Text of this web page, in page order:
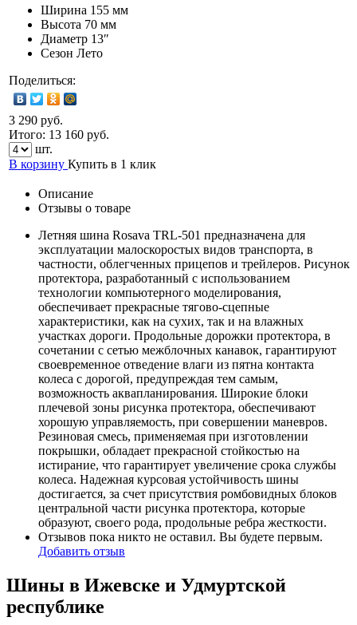
Ширина 155 мм
Высота 70 мм
Диаметр 13″
Сезон Лето
Поделиться:
3 290 руб.
Итого: 13 160 руб.
шт.
В корзину Купить в 1 клик
Описание
Отзывы о товаре
Летняя шина Rosava TRL-501 предназначена для
эксплуатации малоскоростых видов транспорта, в
частности, облегченных прицепов и трейлеров. Рисунок
протектора, разработанный с использованием
технологии компьютерного моделирования,
обеспечивает прекрасные тягово-сцепные
характеристики, как на сухих, так и на влажных
участках дороги. Продольные дорожки протектора, в
сочетании с сетью межблочных канавок, гарантируют
своевременное отведение влаги из пятна контакта
колеса с дорогой, предупреждая тем самым,
возможность аквапланирования. Широкие блоки
плечевой зоны рисунка протектора, обеспечивают
хорошую управляемость, при совершении маневров.
Резиновая смесь, применяемая при изготовлении
покрышки, обладает прекрасной стойкостью на
истирание, что гарантирует увеличение срока службы
колеса. Надежная курсовая устойчивость шины
достигается, за счет присутствия ромбовидных блоков
центральной части рисунка протектора, которые
образуют, своего рода, продольные ребра жесткости.
Отзывов пока никто не оставил. Вы будете первым.
Добавить отзыв
Шины в Ижевске и Удмуртской
республике